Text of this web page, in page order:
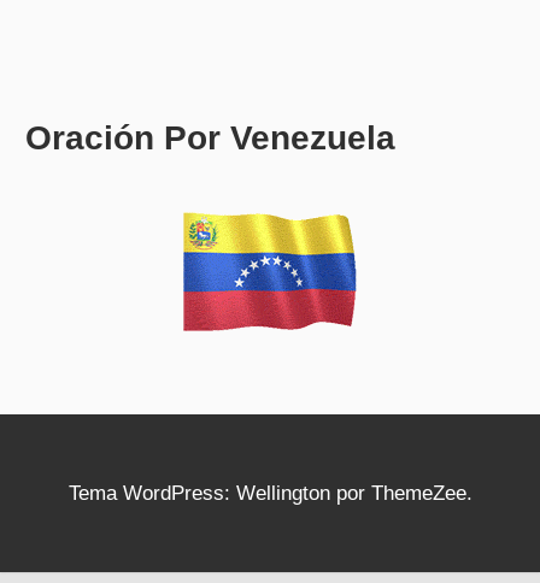
Oración Por Venezuela
Tema WordPress: Wellington por ThemeZee.